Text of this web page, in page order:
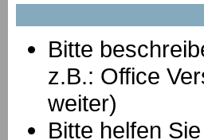
Bitte
z.B.: Office
weiter)
Bitte helfen